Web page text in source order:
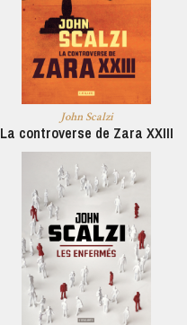
John Scalzi
La controverse de Zara XXIII